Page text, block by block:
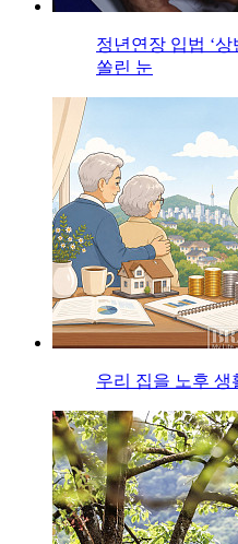
정년연장 입법 ‘
쏠린 눈
우리 집을 노후 생